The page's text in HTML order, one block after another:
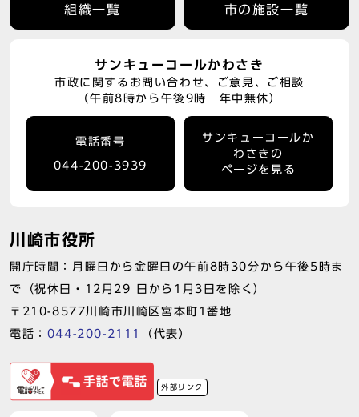
組織一覧 市の施設一覧
サンキューコールかわさき
市政に関するお問い合わせ、ご意見、ご相談
（午前8時から午後9時 年中無休）
電話番号
044-200-3939
サンキューコールか
わさきの
ページを見る
川崎市役所
開庁時間：月曜日から金曜日の午前8時30分から午後5時ま
で（祝休日・12月29 日から1月3日を除く）
〒210-8577川崎市川崎区宮本町1番地
電話： 044-200-2111 （代表）
外部リンク